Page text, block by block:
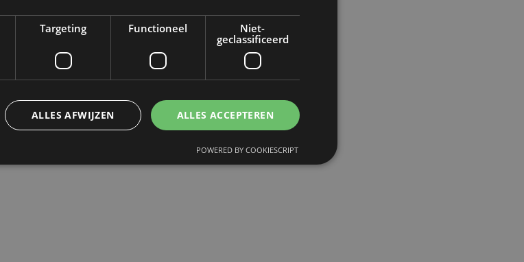
Targeting Functioneel
Niet-
geclassificeerd
ALLES ACCEPTEREN
ALLES AFWIJZEN
POWERED BY COOKIESCRIPT